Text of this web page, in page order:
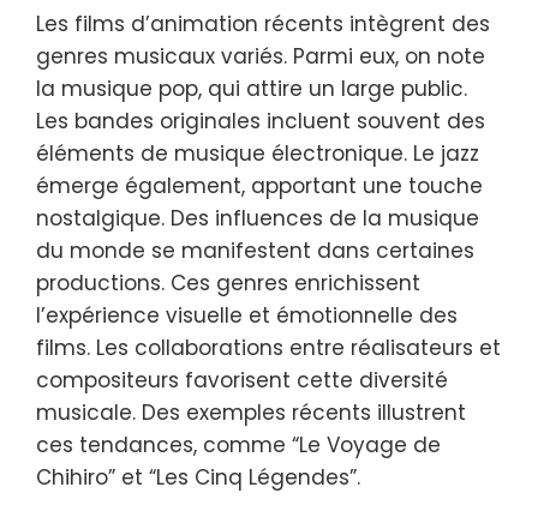
Les films d’animation récents intègrent des
genres musicaux variés. Parmi eux, on note
la musique pop, qui attire un large public.
Les bandes originales incluent souvent des
éléments de musique électronique. Le jazz
émerge également, apportant une touche
nostalgique. Des influences de la musique
du monde se manifestent dans certaines
productions. Ces genres enrichissent
l’expérience visuelle et émotionnelle des
films. Les collaborations entre réalisateurs et
compositeurs favorisent cette diversité
musicale. Des exemples récents illustrent
ces tendances, comme “Le Voyage de
Chihiro” et “Les Cinq Légendes”.